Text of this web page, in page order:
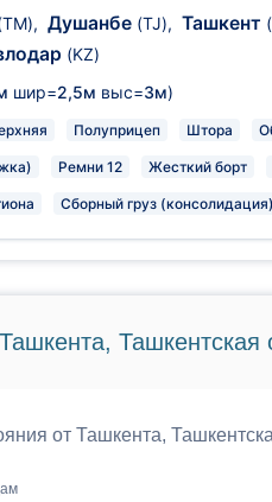
, Душанбе (TJ), Ташкент
(KZ)
шир=2,5м выс=3м)
Полуприцеп Штора
Ремни 12 Жесткий борт
Сборный груз
Ташкентская
от Ташкента,